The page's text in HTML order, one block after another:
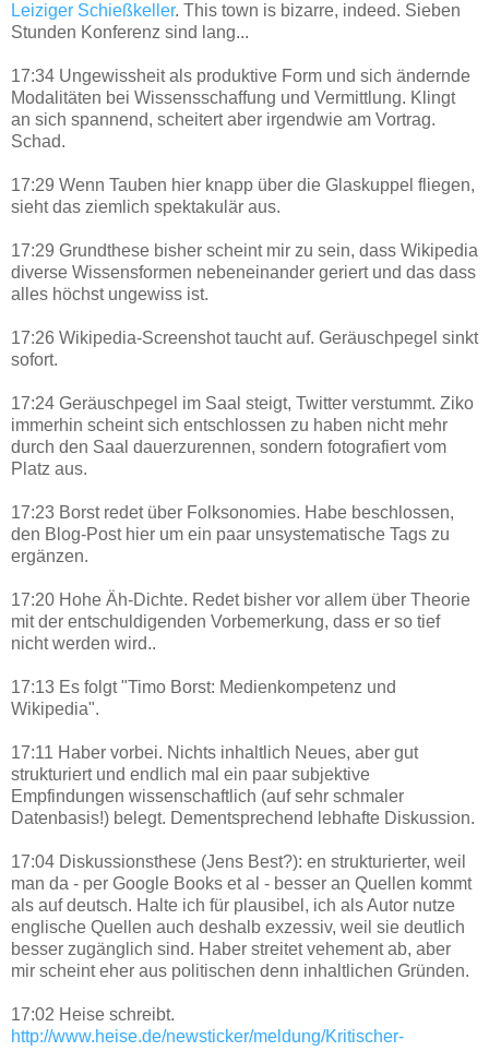
Leiziger Schießkeller. This town is bizarre, indeed. Sieben
Stunden Konferenz sind lang...
17:34 Ungewissheit als produktive Form und sich ändernde
Modalitäten bei Wissensschaffung und Vermittlung. Klingt
an sich spannend, scheitert aber irgendwie am Vortrag.
Schad.
17:29 Wenn Tauben hier knapp über die Glaskuppel fliegen,
sieht das ziemlich spektakulär aus.
17:29 Grundthese bisher scheint mir zu sein, dass Wikipedia
diverse Wissensformen nebeneinander geriert und das dass
alles höchst ungewiss ist.
17:26 Wikipedia-Screenshot taucht auf. Geräuschpegel sinkt
sofort.
17:24 Geräuschpegel im Saal steigt, Twitter verstummt. Ziko
immerhin scheint sich entschlossen zu haben nicht mehr
durch den Saal dauerzurennen, sondern fotografiert vom
Platz aus.
17:23 Borst redet über Folksonomies. Habe beschlossen,
den Blog-Post hier um ein paar unsystematische Tags zu
ergänzen.
17:20 Hohe Äh-Dichte. Redet bisher vor allem über Theorie
mit der entschuldigenden Vorbemerkung, dass er so tief
nicht werden wird..
17:13 Es folgt "Timo Borst: Medienkompetenz und
Wikipedia".
17:11 Haber vorbei. Nichts inhaltlich Neues, aber gut
strukturiert und endlich mal ein paar subjektive
Empfindungen wissenschaftlich (auf sehr schmaler
Datenbasis!) belegt. Dementsprechend lebhafte Diskussion.
17:04 Diskussionsthese (Jens Best?): en strukturierter, weil
man da - per Google Books et al - besser an Quellen kommt
als auf deutsch. Halte ich für plausibel, ich als Autor nutze
englische Quellen auch deshalb exzessiv, weil sie deutlich
besser zugänglich sind. Haber streitet vehement ab, aber
mir scheint eher aus politischen denn inhaltlichen Gründen.
17:02 Heise schreibt.
http://www.heise.de/newsticker/meldung/Kritischer-